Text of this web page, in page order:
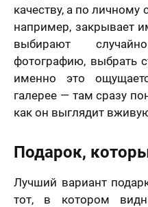
качеству, а по личному
например, закрывает
выбирают
фотографию, выбрать
именно это
галерее — там сразу
как он выглядит
Подарок,
Лучший вариант
тот, в котором